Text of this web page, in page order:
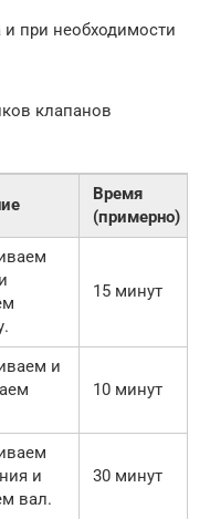
и при необходимости
клапанов
Время
(примерно)
15 минут
и
10 минут
и
вал.
30 минут